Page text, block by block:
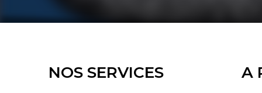
NOS SERVICES A